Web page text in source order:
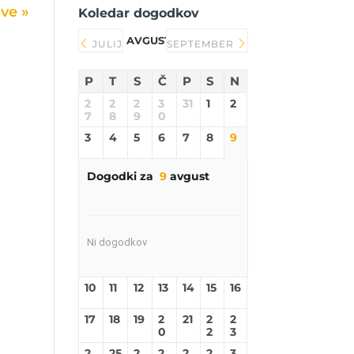
Koledar dogodkov
JULIJ AVGUST 2026SEPTEMBER
P T S Č P S N
2
7
2
8
2
9
3
0
31 1 2
3 4 5 6 7 8 9
Dogodki za 9avgust
Ni dogodkov
10 11 12 13 14 15 16
17 18 19
2
0
21
2
2
2
3